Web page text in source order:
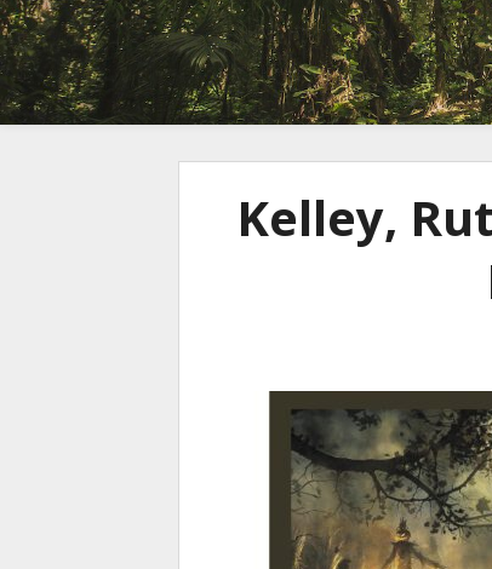
Kelley,